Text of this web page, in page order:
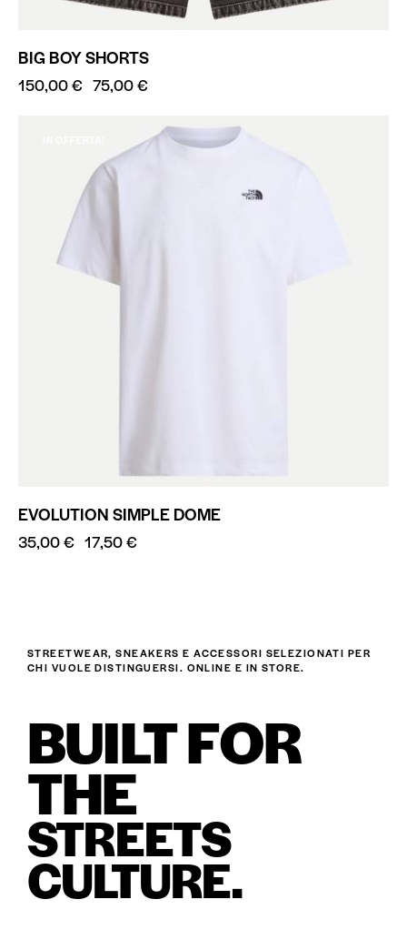
BIG BOY SHORTS
150,00€ 75,00€
EVOLUTION SIMPLE DOME
35,00€ 17,50€
STREETWEAR, SNEAKERS E ACCESSORI SELEZIONATI PER
CHI VUOLE DISTINGUERSI. ONLINE E IN STORE.
BUILT FOR
THE
STREETS
CULTURE.